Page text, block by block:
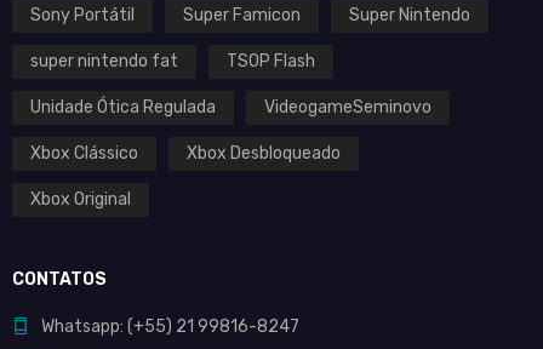
Sony Portátil Super Famicon Super Nintendo
super nintendo fat TSOP Flash
Unidade Ótica Regulada VideogameSeminovo
Xbox Clássico Xbox Desbloqueado
Xbox Original
CONTATOS
Whatsapp: (+55) 21 99816-8247